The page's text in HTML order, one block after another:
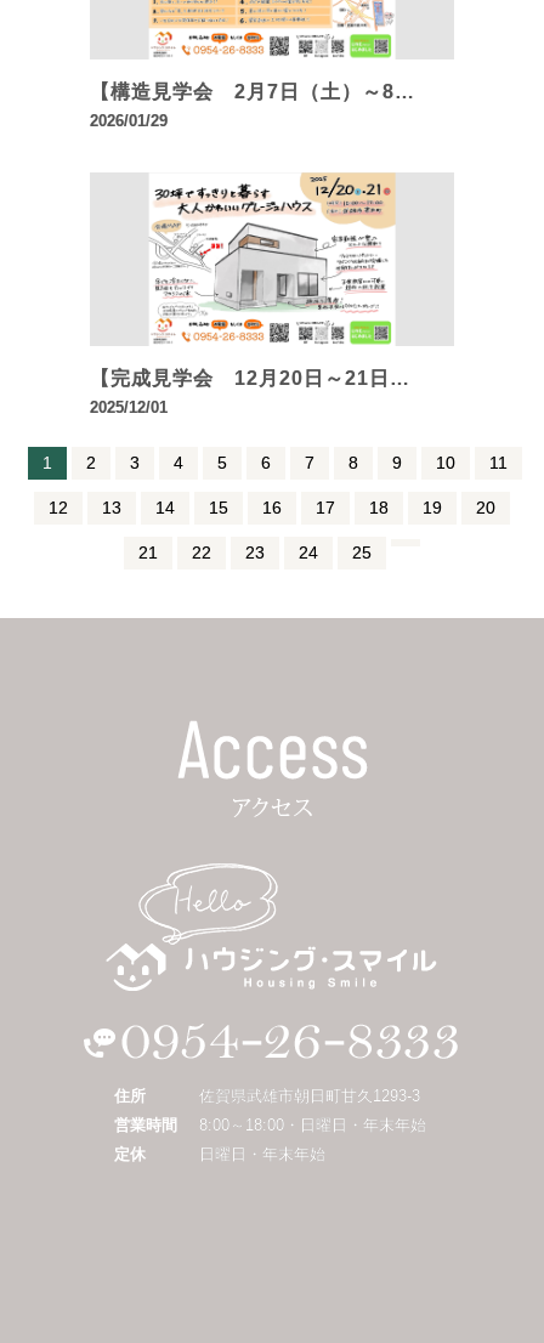
【構造見学会 2月7日（土）～8…
2026/01/29
【完成見学会 12月20日～21日…
2025/12/01
1 2 3 4 5 6 7 8 9 10 11
12 13 14 15 16 17 18 19 20
21 22 23 24 25
住所
佐賀県武雄市朝日町甘久1293-3
営業時間
8:00～18:00・日曜日・年末年始
定休
日曜日・年末年始